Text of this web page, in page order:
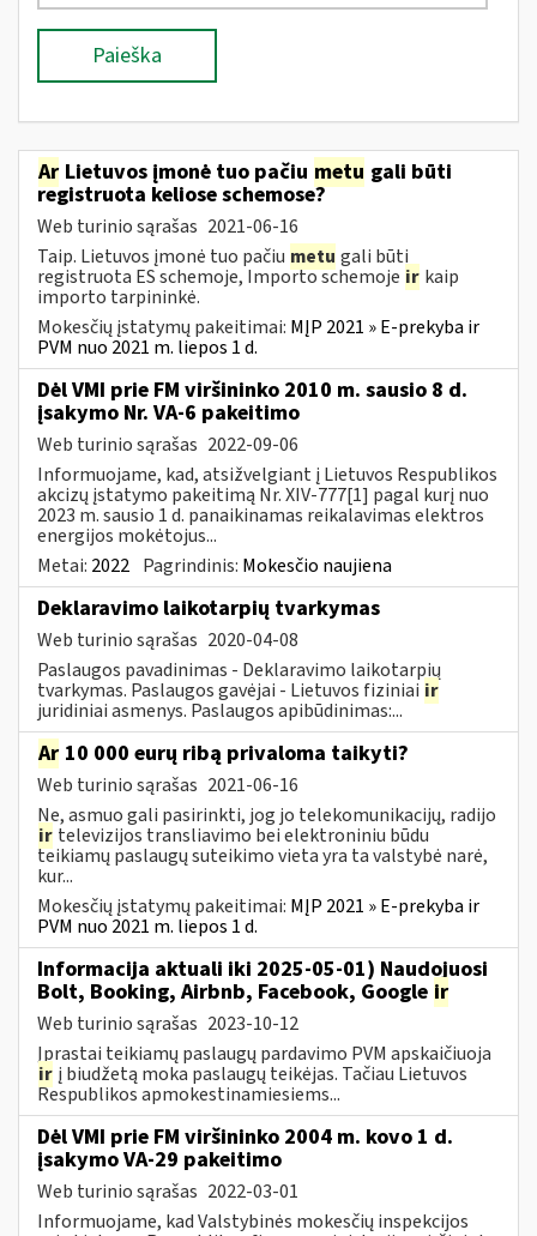
Paieška
Ar Lietuvos įmonė tuo pačiu metu gali būti
registruota keliose schemose?
Web turinio sąrašas 2021-06-16
Taip. Lietuvos įmonė tuo pačiu metu gali būti
registruota ES schemoje, Importo schemoje ir kaip
importo tarpininkė.
Mokesčių įstatymų pakeitimai: MĮP 2021 » E-prekyba ir
PVM nuo 2021 m. liepos 1 d.
Dėl VMI prie FM viršininko 2010 m. sausio 8 d.
įsakymo Nr. VA-6 pakeitimo
Web turinio sąrašas 2022-09-06
Informuojame, kad, atsižvelgiant į Lietuvos Respublikos
akcizų įstatymo pakeitimą Nr. XIV-777[1] pagal kurį nuo
2023 m. sausio 1 d. panaikinamas reikalavimas elektros
energijos mokėtojus...
Metai: 2022 Pagrindinis: Mokesčio naujiena
Deklaravimo laikotarpių tvarkymas
Web turinio sąrašas 2020-04-08
Paslaugos pavadinimas - Deklaravimo laikotarpių
tvarkymas. Paslaugos gavėjai - Lietuvos fiziniai ir
juridiniai asmenys. Paslaugos apibūdinimas:...
Ar 10 000 eurų ribą privaloma taikyti?
Web turinio sąrašas 2021-06-16
Ne, asmuo gali pasirinkti, jog jo telekomunikacijų, radijo
ir televizijos transliavimo bei elektroniniu būdu
teikiamų paslaugų suteikimo vieta yra ta valstybė narė,
kur...
Mokesčių įstatymų pakeitimai: MĮP 2021 » E-prekyba ir
PVM nuo 2021 m. liepos 1 d.
Informacija aktuali iki 2025-05-01) Naudojuosi
Bolt, Booking, Airbnb, Facebook, Google ir
Web turinio sąrašas 2023-10-12
Įprastai teikiamų paslaugų pardavimo PVM apskaičiuoja
ir į biudžetą moka paslaugų teikėjas. Tačiau Lietuvos
Respublikos apmokestinamiesiems...
Dėl VMI prie FM viršininko 2004 m. kovo 1 d.
įsakymo VA-29 pakeitimo
Web turinio sąrašas 2022-03-01
Informuojame, kad Valstybinės mokesčių inspekcijos